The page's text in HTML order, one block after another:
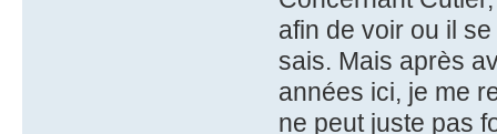
afin de voir ou il
sais. Mais après
années ici, je me
ne peut juste pas